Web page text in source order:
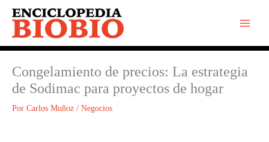
contenido
Congelamiento de precios: La estrategia
de Sodimac para proyectos de hogar
Por Carlos Muñoz / Negocios